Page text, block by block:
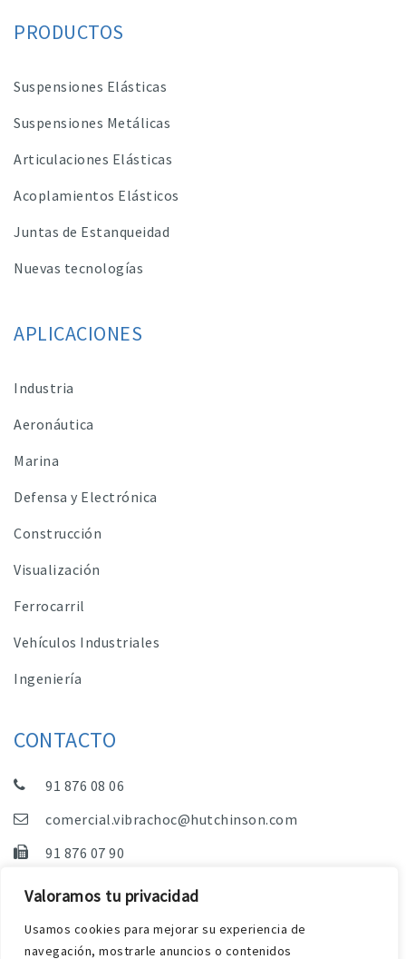
Valoramos tu privacidad
Usamos cookies para mejorar su experiencia de
navegación, mostrarle anuncios o contenidos
PRODUCTOS
Suspensiones Elásticas
Suspensiones Metálicas
Articulaciones Elásticas
Acoplamientos Elásticos
Juntas de Estanqueidad
Nuevas tecnologías
APLICACIONES
Industria
Aeronáutica
Marina
Defensa y Electrónica
Construcción
Visualización
Ferrocarril
Vehículos Industriales
Ingeniería
CONTACTO
91 876 08 06
comercial.vibrachoc@hutchinson.com
91 876 07 90
Dpto. Comercial, Dpto. Técnico y Administración
C/ Vereda de las Yeguas, s/n – Pol. Industrial. El
Guijar – 28500 Arganda del Rey (Madrid)